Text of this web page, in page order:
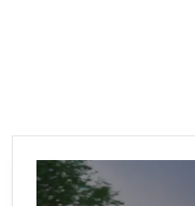
Ihre E-Mail Adresse